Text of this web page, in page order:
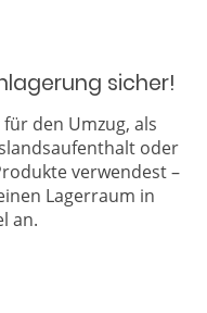
sicher!
den Umzug, als
oder
verwendest –
Lagerraum in
an.